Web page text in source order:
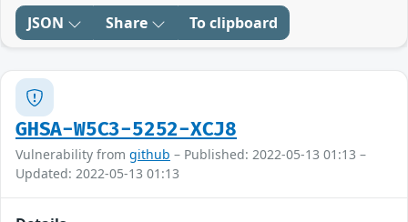
JSON Share To clipboard
GHSA-W5C3-5252-XCJ8
Vulnerability from github – Published: 2022-05-13 01:13 –
Updated: 2022-05-13 01:13